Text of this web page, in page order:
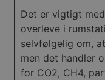
Det er vigtigt
overleve i
selvfølgelig om,
men det handler
for CO2, CH4,